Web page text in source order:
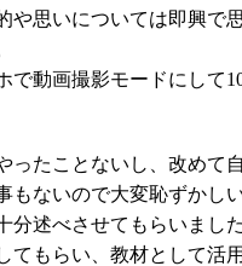
や思いについては即興で
で動画撮影モードにして
ったことないし、改めて
もないので大変恥ずかし
分述べさせてもらいました
てもらい、教材として活